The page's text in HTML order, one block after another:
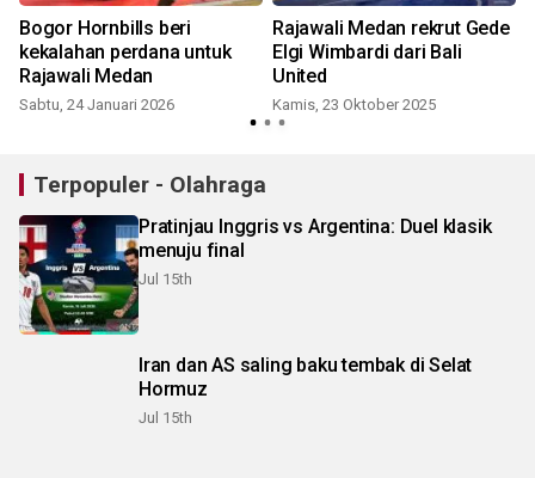
Bogor Hornbills beri
kekalahan perdana untuk
Rajawali Medan
Sabtu, 24 Januari 2026
Rajawali Medan rekrut Gede
Elgi Wimbardi dari Bali
United
Kamis, 23 Oktober 2025
Terpopuler - Olahraga
Pratinjau Inggris vs Argentina: Duel klasik
menuju final
Jul 15th
Iran dan AS saling baku tembak di Selat
Hormuz
Jul 15th